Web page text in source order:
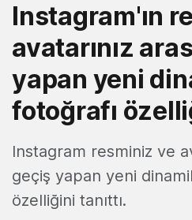
Instagram'ın
avatarınız
yapan yeni
fotoğrafı
Instagram resminiz ve
geçiş yapan yeni
özelliğini tanıttı.